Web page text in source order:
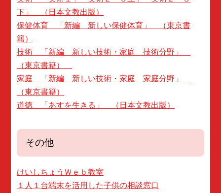
下」 （日本文教出版）
保健体育 「新編 新しい保健体育」 （東京書
籍）
技術 「新編 新しい技術・家庭 技術分野」
（東京書籍）
家庭 「新編 新しい技術・家庭 家庭分野」
（東京書籍）
道徳 「あすを生きる」 （日本文教出版）
その他
けいしちょうＷｅｂ教室
１人１台端末を活用した子供の相談窓口